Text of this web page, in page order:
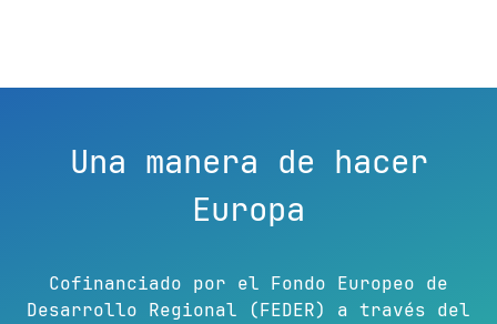
Una manera de hacer
Europa
Cofinanciado por el Fondo Europeo de
Desarrollo Regional (FEDER) a través del